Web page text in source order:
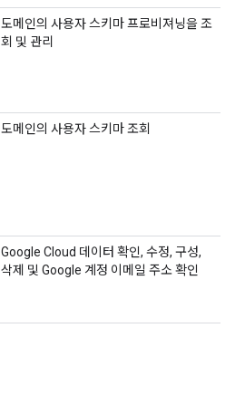
도메인의 사용자 스키마 프로비져닝을 조
회 및 관리
도메인의 사용자 스키마 조회
Google Cloud 데이터 확인, 수정, 구성,
삭제 및 Google 계정 이메일 주소 확인